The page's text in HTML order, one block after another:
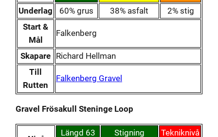
Underlag
60% grus 38% asfalt
2% stig
Start &
Mål
Falkenberg
Skapare Richard Hellman
Till
Rutten
Falkenberg Gravel
Gravel Frösakull Steninge Loop
Längd 63
Stigning
Tekniknivå